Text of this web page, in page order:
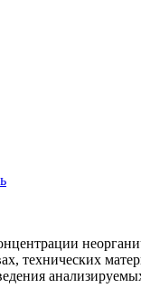
технических